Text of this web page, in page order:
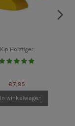
Kip Holztiger
€ 7,95
In winkelwagen